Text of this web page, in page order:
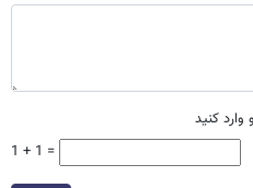
کنید
1 + 1 =